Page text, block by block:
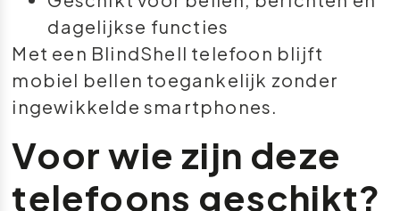
dagelijkse functies
Met een BlindShell telefoon blijft
mobiel bellen toegankelijk zonder
ingewikkelde smartphones.
Voor wie zijn deze
telefoons geschikt?